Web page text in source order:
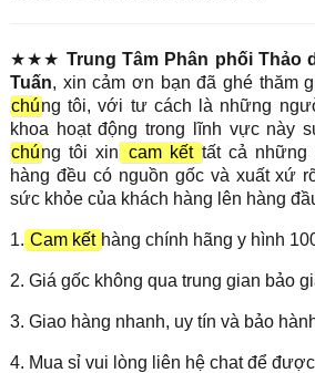
★★★ Trung Tâm Phân phối Thảo
Tuấn, xin cảm ơn bạn đã ghé thăm
chúng tôi, với tư cách là những
khoa hoạt động trong lĩnh vực này
chúng tôi xin cam kết tất cả những
hàng đều có nguồn gốc và xuất xứ
sức khỏe của khách hàng lên hàng
1. Cam kết hàng chính hãng y hình
2. Giá gốc không qua trung gian bảo
3. Giao hàng nhanh, uy tín và bảo
4. Mua sỉ vui lòng liên hệ chat để